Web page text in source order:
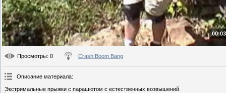
Просмотры: 0 Crash Boom Bang
Описание материала:
Экстримальные прыжки с парашютом с естественных возвышений.